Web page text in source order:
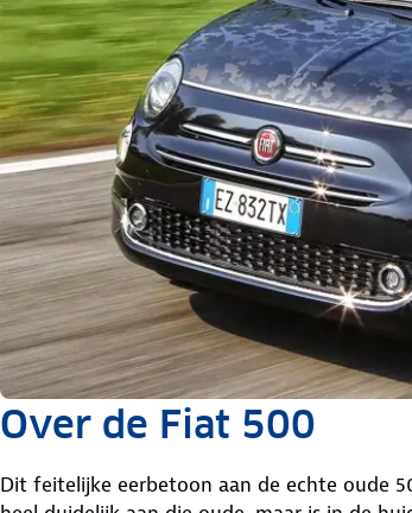
Over de Fiat 500
Dit feitelijke eerbetoon aan de echte oude